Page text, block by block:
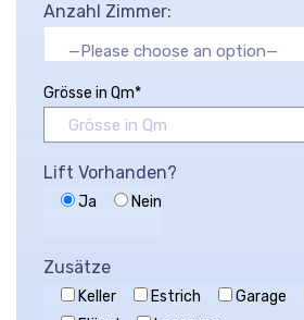
Anzahl Zimmer:
—Please choose an option—
Grösse in Qm*
Lift Vorhanden?
Ja Nein
Zusätze
Keller Estrich Garage